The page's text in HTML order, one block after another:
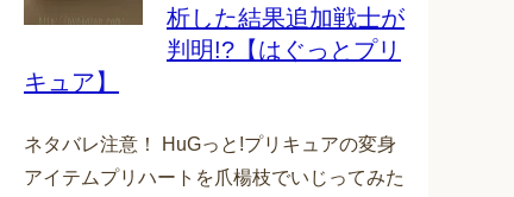
析した結果追加戦士が
判明!?【はぐっとプリ
キュア】
ネタバレ注意！ HuGっと!プリキュアの変身
アイテムプリハートを爪楊枝でいじってみた